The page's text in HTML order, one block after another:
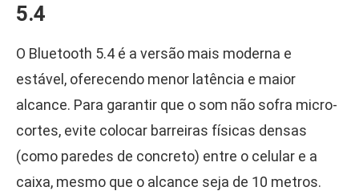
5.4
O Bluetooth 5.4 é a versão mais moderna e
estável, oferecendo menor latência e maior
alcance. Para garantir que o som não sofra micro-
cortes, evite colocar barreiras físicas densas
(como paredes de concreto) entre o celular e a
caixa, mesmo que o alcance seja de 10 metros.